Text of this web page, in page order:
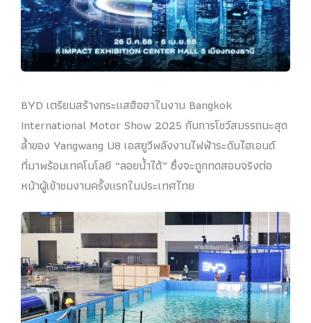
BYD เตรียมสร้างกระแสฮือฮาในงาน Bangkok
International Motor Show 2025 กับการโชว์สมรรถนะสุด
ล้ำของ Yangwang U8 เอสยูวีพลังงานไฟฟ้าระดับไฮเอนด์
ที่มาพร้อมเทคโนโลยี “ลอยน้ำได้” ซึ่งจะถูกทดสอบจริงต่อ
หน้าผู้เข้าชมงานครั้งแรกในประเทศไทย